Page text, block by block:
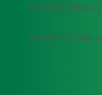
000293/2014,
Nyilvántartási